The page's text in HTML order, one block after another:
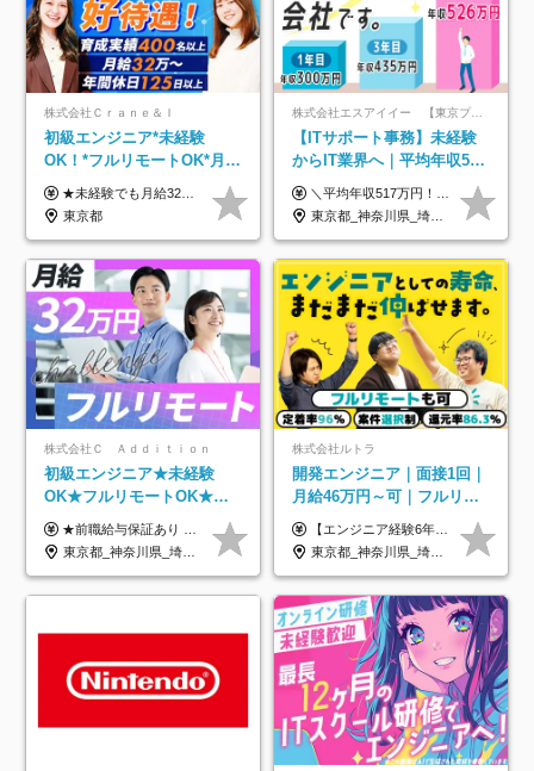
株式会社Ｃｒａｎｅ＆Ｉ
初級エンジニア*未経験
OK！*フルリモートOK*月給
32万～*残業月9.8h*1ヶ月の
研修*資格取得率100％
★未経験でも月給32万円スタート★ 月収32万円～35万円＋各種手当（資格手当だけで毎月15万の上乗せ実績あり！） ★資格手当豊富！1資格につき最大3万円支給 ★功績手当の導入で、毎月のお給与に上乗せで最大10万円支給している社員も！ ★1回の昇級で年収数十万UPも可 ★ゆくゆくは年収1000万以上も目指せる 年俸384万円～1,162万8,000円（12分割） ※経験・スキルを考慮の上決定します ※上記金額には固定残業代（月30h分・60,800円～66,500円）を含みます ※超過分は別途全額支給します ※試用期間2ヶ月間あり（その他待遇に差異はありません）
東京都
株式会社エスアイイー 【東京プロマーケット上場】
【ITサポート事務】未経験
からIT業界へ｜平均年収517
万円｜ホワイト企業認定｜
年休134日｜リモートOK
＼平均年収517万円！入社5年目まで毎年必ず昇給／ ■賞与年3回 ■年収800万円以上も可 ■入社3年以上の平均年収469.2万円 月給23万2000円以上＋賞与年3回＋各種手当 ☆入社5年目まで最大1万5000円の定期昇給を確約 ┃各種手当充実 ・規定の資格を取得すれば、2000円～5万円を毎月支給（2万4000円～60万円／年） ・研修中に取得した取得率95％の資格でも研修後の給料UP ※月給は年齢・経験・能力を考慮して、優遇いたします ※上記月給金額は固定残業代（20時間/3万1300円円以上）を含み、超過分は別途支給いたします ※試用期間（6ヶ月）は月給に変動はありますが、その他待遇に差異はありません ├入社後1ヶ月～3ヶ月間は、月給20万1900円となります └上記金額は固定残業代（10時間／1万6000円）を含み、超過分は別途支給いたします
東京都_神奈川県_埼玉県_千葉県_大阪府_愛知県_北海道_青森県_岩手県_宮城県_秋田県_山形県_福島県_茨城県_栃木県_群馬県_新潟県_山梨県_長野県_富山県_石川県_福井県_静岡県_岐阜県_三重県_兵庫県_京都府_滋賀県_奈良県_和歌山県_広島県_岡山県_鳥取県_島根県_山口県_徳島県_香川県_愛媛県_高知県_福岡県_熊本県_佐賀県_長崎県_大分県_宮崎県_鹿児島県_沖縄県
株式会社Ｃ Ａｄｄｉｔｉｏｎ
初級エンジニア★未経験
OK★フルリモートOK★月
給32万円～★残業月10h＆
年休120日以上★副業可
★前職給与保証あり ★月給32万円以上＋インセンティブあり 月給32万円以上＋インセンティブ＋各種手当 ※上記には固定残業代（月30時間・44,400円～）を含みます ※超過分は別途支給します ※試用期間はございません ★＼成果＝あなたの収入／★ 【1】案件単価ー8万円＝あなたの給与 参画したプロジェクトの案件単価から 一律8万円引いた金額があなたの給与です！ （月給例） ■1人称での構築・小規模な詳細設計 案件単価55万円ー8万円＝月給47万円（還元率85.5%） ■大型案件の設計・構築やプロジェクト管理 案件単価90万円ー8万円＝月給82万円（還元率91.1%） ‥‥‥‥‥‥‥‥‥‥‥‥‥‥‥‥‥‥ 【2】月給の他にも豊富なインセンティブあり 全員が月3～13万円のインセンティブをゲットしています！ ≪インセンティブ制度≫ 稼働している現場で増員・交代が発生し、 当社の人員を配属が決定した際に支給。 ◇C Addition正社員が参画 ：実粗利の10%／毎月 ◇協力会社所属の社員が参画：実粗利の30%／毎月 ≪リファラル制度≫ あなたの知り合いが当社のメンバーになった際に、 毎月1人あたり2万円支給します◎ ‥‥‥‥‥‥‥‥‥‥‥‥‥‥‥‥‥‥
東京都_神奈川県_埼玉県_千葉県_大阪府_愛知県_北海道_青森県_岩手県_宮城県_秋田県_山形県_福島県_茨城県_栃木県_群馬県_新潟県_山梨県_長野県_富山県_石川県_福井県_静岡県_岐阜県_三重県_兵庫県_京都府_滋賀県_奈良県_和歌山県_広島県_岡山県_鳥取県_島根県_山口県_徳島県_香川県_愛媛県_高知県_福岡県_熊本県_佐賀県_長崎県_大分県_宮崎県_鹿児島県_沖縄県
株式会社ルトラ
開発エンジニア｜面接1回｜
月給46万円～可｜フルリモ
ートも可｜案件選択制｜定
着率96％以上｜副業OK｜住
宅手当
【エンジニア経験6年以上の方】 月給46万円～100万円（固定残業代含む） ※上記月給には月30時間分の固定残業代（月8万7,400円～月19万円）を含む。超過分は全額支給。 【エンジニア経験4年以上の方】 月給42万円～100万円（固定残業代含む） ※上記月給には月30時間分の固定残業代（月7万9,800円～月19万円）を含む。超過分は全額支給。 【エンジニア経験4年未満の方】 月給38万円～100万円（固定残業代含む） ※上記月給には月30時間分の固定残業代（月7万2,200円～月19万円）を含む。超過分は全額支給。 ※経験、スキル、前職給与などを踏まえて決定。 ◆ルトラの給与制度のポイント！◆ ・社員の95%が入社時に年収UP！最高で300万円UPの実績も ・平均還元率86.3%（交通費・住宅手当・会社負担分の社保も含む） ・人柄やポテンシャルを評価し、スキル以上の希望年収を提示することも ・退職金制度やリファラル手当（平均50万円）あり
東京都_神奈川県_埼玉県_千葉県_大阪府_愛知県_北海道_青森県_岩手県_宮城県_秋田県_山形県_福島県_茨城県_栃木県_群馬県_新潟県_山梨県_長野県_富山県_石川県_福井県_静岡県_岐阜県_三重県_兵庫県_京都府_滋賀県_奈良県_和歌山県_広島県_岡山県_鳥取県_島根県_山口県_徳島県_香川県_愛媛県_高知県_福岡県_熊本県_佐賀県_長崎県_大分県_宮崎県_鹿児島県_沖縄県